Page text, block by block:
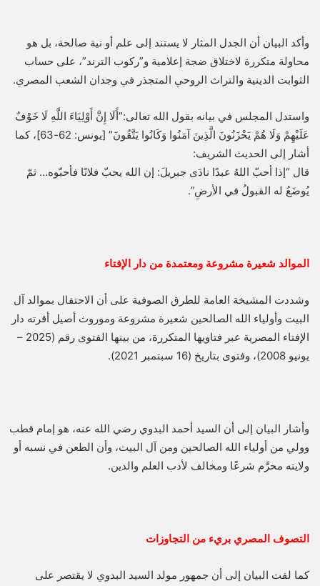
وأكد البيان أن الجدل المثار لا يستند إلى علم أو نية صالحة، بل هو
محاولة متكررة لاختلاق ضجة إعلامية و”ركوب الترند”، على حساب
الثوابت الدينية والتراث الروحي المتجذر في وجدان الشعب المصري.
واستدل المجلس في بيانه بقول الله تعالى:”أَلَا إِنَّ أَوْلِيَاءَ اللَّهِ لَا خَوْفٌ
عَلَيْهِمْ وَلَا هُمْ يَحْزَنُونَ الَّذِينَ آمَنُوا وَكَانُوا يَتَّقُونَ” [يونس: 62-63]، كما
أشار إلى الحديث الشريف:
قال “إذا أحبّ اللهُ عبدًا نادَى جبريلَ: إن الله يحبّ فلانًا فأحبّوه… ثمّ
يُوضَعُ له القبولُ في الأرضِ”.
الموالد شعيرة مشروعة ومعتمدة من دار الإفتاء
وشددت المشيخة العامة للطرق الصوفية على أن الاحتفال بموالد آل
البيت وأولياء الله الصالحين شعيرة مشروعة وموروث أصيل أقرته دار
الإفتاء المصرية عبر فتاويها المتكررة، من بينها الفتوى رقم (2025 –
يونيو 2008)، وفتوى بتاريخ (16 سبتمبر 2021).
وأشار البيان إلى أن السيد أحمد البدوي رضي الله عنه، هو إمام قطب
وولي من أولياء الله الصالحين ومن آل البيت، وأن الطعن في نسبه أو
ولايته محرَّم شرعًا ومخالف لأدب العلم والدين.
التصوف المصري بريء من التجاوزات
كما لفت البيان إلى أن جمهور مولد السيد البدوي لا يقتصر على